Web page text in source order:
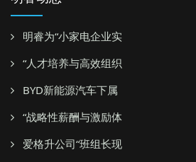
明睿为“小家电企业实
“人才培养与高效组织
BYD新能源汽车下属
“战略性薪酬与激励体
爱格升公司“班组长现